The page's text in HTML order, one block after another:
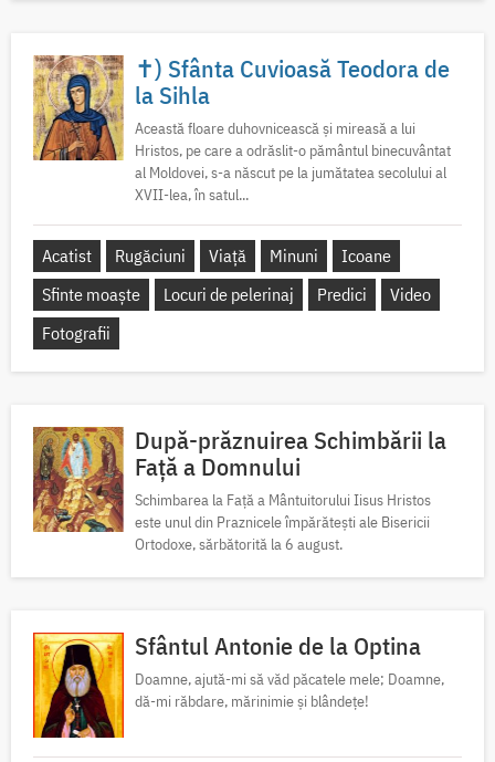
✝) Sfânta Cuvioasă Teodora de
la Sihla
Această floare duhovnicească și mireasă a lui
Hristos, pe care a odrăslit-o pământul binecuvântat
al Moldovei, s-a născut pe la jumătatea secolului al
XVII-lea, în satul...
Acatist Rugăciuni Viață Minuni
Icoane
Sfinte moaște
Locuri de pelerinaj Predici
Video
Fotografii
După-prăznuirea Schimbării la
Față a Domnului
Schimbarea la Față a Mântuitorului Iisus Hristos
este unul din Praznicele împărătești ale Bisericii
Ortodoxe, sărbătorită la 6 august.
Sfântul Antonie de la Optina
Doamne, ajută-mi să văd păcatele mele; Doamne,
dă-mi răbdare, mărinimie şi blândeţe!